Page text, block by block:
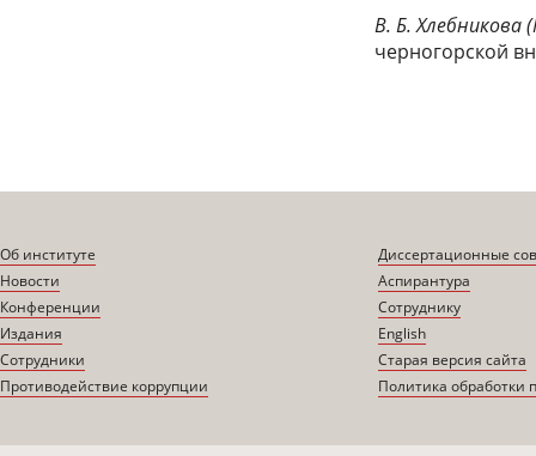
В. Б. Хлебникова
черногорской
Об институте
Новости
Конференции
Издания
Сотрудники
Противодействие коррупции
Диссертационные
Аспирантура
Сотруднику
English
Старая версия сайта
Политика обработки